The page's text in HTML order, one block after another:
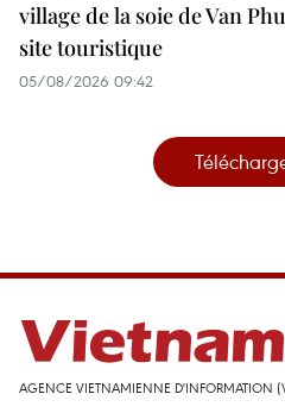
village de la soie de Van
site touristique
05/08/2026 09:42
AGENCE VIETNAMIENNE D'INFORMATION